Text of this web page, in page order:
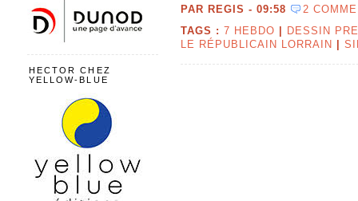
PAR REGIS -09:58
2
TAGS :7 HEBDO
DESSIN
LE RÉPUBLICAIN LORRAIN
|
HECTOR CHEZ
YELLOW-BLUE